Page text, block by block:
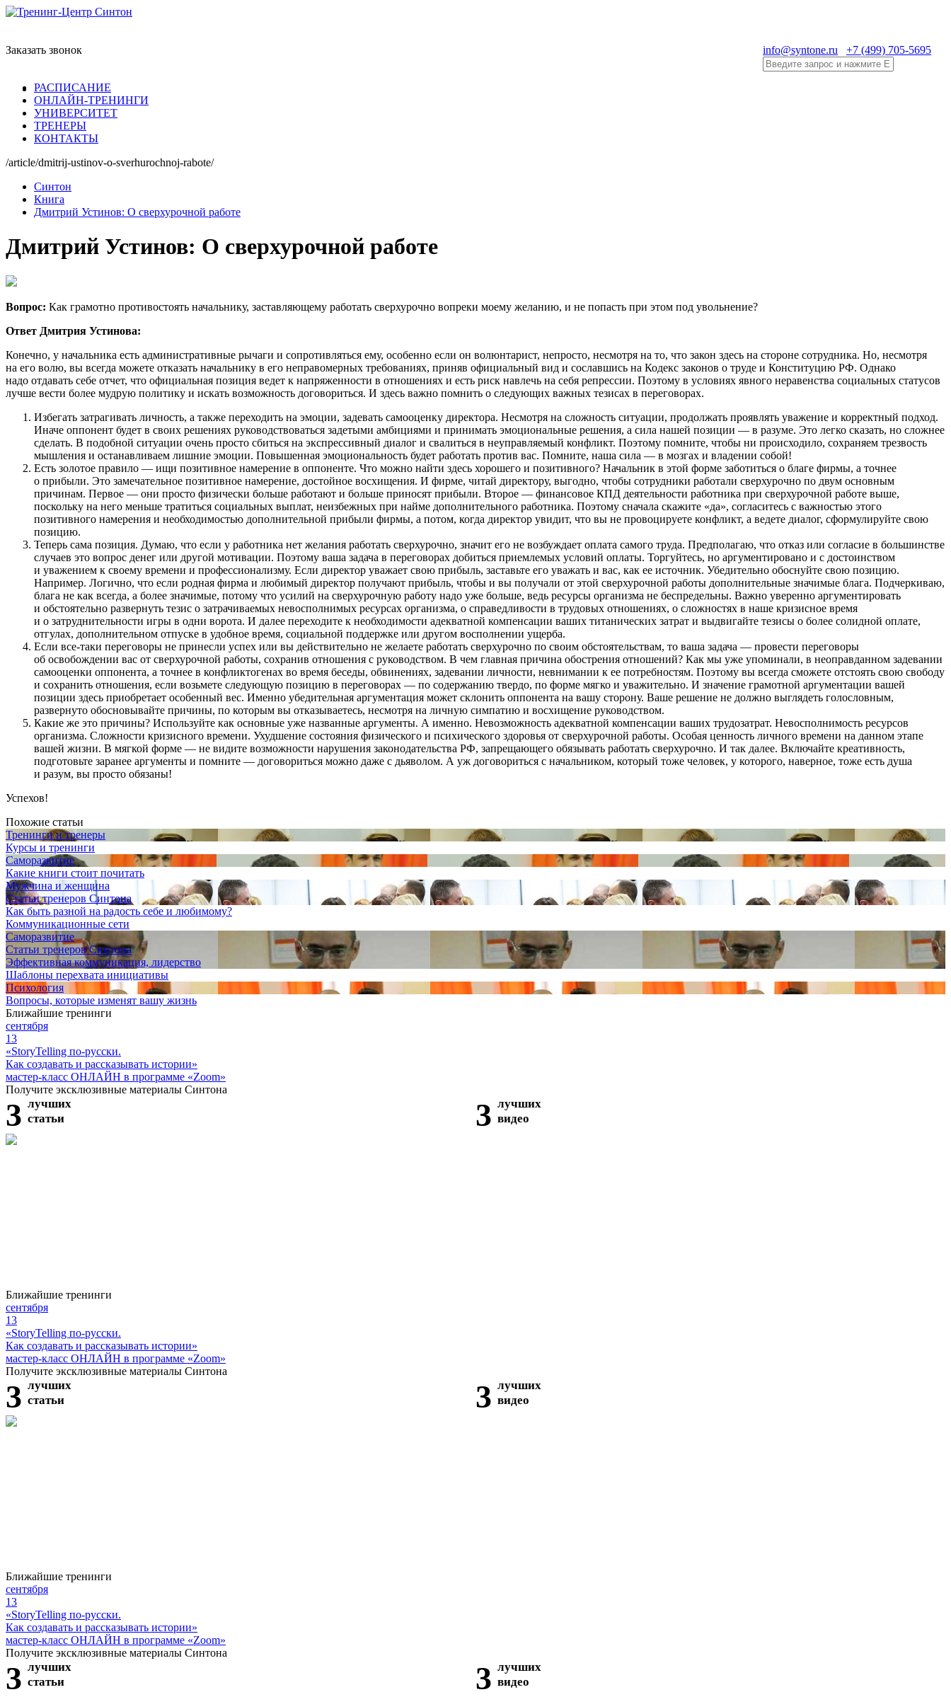
info@syntone.ru +7 (499) 705-5695
Заказать звонок
РАСПИСАНИЕ
ОНЛАЙН-ТРЕНИНГИ
УНИВЕРСИТЕТ
ТРЕНЕРЫ
КОНТАКТЫ
/article/dmitrij-ustinov-o-sverhurochnoj-rabote/
Синтон
Книга
Дмитрий Устинов: О сверхурочной работе
Дмитрий Устинов: О сверхурочной работе
Вопрос: Как грамотно противостоять начальнику, заставляющему работать сверхурочно вопреки моему желанию, и не попасть при этом под увольнение?
Ответ Дмитрия Устинова:
Конечно, у начальника есть административные рычаги и сопротивляться ему, особенно если он волюнтарист, непросто, несмотря на то, что закон здесь на стороне сотрудника. Но, несмотря
на его волю, вы всегда можете отказать начальнику в его неправомерных требованиях, приняв официальный вид и сославшись на Кодекс законов о труде и Конституцию РФ. Однако
надо отдавать себе отчет, что официальная позиция ведет к напряженности в отношениях и есть риск навлечь на себя репрессии. Поэтому в условиях явного неравенства социальных статусов
лучше вести более мудрую политику и искать возможность договориться. И здесь важно помнить о следующих важных тезисах в переговорах.
Избегать затрагивать личность, а также переходить на эмоции, задевать самооценку директора. Несмотря на сложность ситуации, продолжать проявлять уважение и корректный подход.
Иначе оппонент будет в своих решениях руководствоваться задетыми амбициями и принимать эмоциональные решения, а сила нашей позиции — в разуме. Это легко сказать, но сложнее
сделать. В подобной ситуации очень просто сбиться на экспрессивный диалог и свалиться в неуправляемый конфликт. Поэтому помните, чтобы ни происходило, сохраняем трезвость
мышления и останавливаем лишние эмоции. Повышенная эмоциональность будет работать против вас. Помните, наша сила — в мозгах и владении собой!
Есть золотое правило — ищи позитивное намерение в оппоненте. Что можно найти здесь хорошего и позитивного? Начальник в этой форме заботиться о благе фирмы, а точнее
о прибыли. Это замечательное позитивное намерение, достойное восхищения. И фирме, читай директору, выгодно, чтобы сотрудники работали сверхурочно по двум основным
причинам. Первое — они просто физически больше работают и больше приносят прибыли. Второе — финансовое КПД деятельности работника при сверхурочной работе выше,
поскольку на него меньше тратиться социальных выплат, неизбежных при найме дополнительного работника. Поэтому сначала скажите «да», согласитесь с важностью этого
позитивного намерения и необходимостью дополнительной прибыли фирмы, а потом, когда директор увидит, что вы не провоцируете конфликт, а ведете диалог, сформулируйте свою
позицию.
Теперь сама позиция. Думаю, что если у работника нет желания работать сверхурочно, значит его не возбуждает оплата самого труда. Предполагаю, что отказ или согласие в большинстве
случаев это вопрос денег или другой мотивации. Поэтому ваша задача в переговорах добиться приемлемых условий оплаты. Торгуйтесь, но аргументировано и с достоинством
и уважением к своему времени и профессионализму. Если директор уважает свою прибыль, заставьте его уважать и вас, как ее источник. Убедительно обоснуйте свою позицию.
Например. Логично, что если родная фирма и любимый директор получают прибыль, чтобы и вы получали от этой сверхурочной работы дополнительные значимые блага. Подчеркиваю,
блага не как всегда, а более значимые, потому что усилий на сверхурочную работу надо уже больше, ведь ресурсы организма не беспредельны. Важно уверенно аргументировать
и обстоятельно развернуть тезис о затрачиваемых невосполнимых ресурсах организма, о справедливости в трудовых отношениях, о сложностях в наше кризисное время
и о затруднительности игры в одни ворота. И далее переходите к необходимости адекватной компенсации ваших титанических затрат и выдвигайте тезисы о более солидной оплате,
отгулах, дополнительном отпуске в удобное время, социальной поддержке или другом восполнении ущерба.
Если все-таки переговоры не принесли успех или вы действительно не желаете работать сверхурочно по своим обстоятельствам, то ваша задача — провести переговоры
об освобождении вас от сверхурочной работы, сохранив отношения с руководством. В чем главная причина обострения отношений? Как мы уже упоминали, в неоправданном задевании
самооценки оппонента, а точнее в конфликтогенах во время беседы, обвинениях, задевании личности, невнимании к ее потребностям. Поэтому вы всегда сможете отстоять свою свободу
и сохранить отношения, если возьмете следующую позицию в переговорах — по содержанию твердо, по форме мягко и уважительно. И значение грамотной аргументации вашей
позиции здесь приобретает особенный вес. Именно убедительная аргументация может склонить оппонента на вашу сторону. Ваше решение не должно выглядеть голословным,
развернуто обосновывайте причины, по которым вы отказываетесь, несмотря на личную симпатию и восхищение руководством.
Какие же это причины? Используйте как основные уже названные аргументы. А именно. Невозможность адекватной компенсации ваших трудозатрат. Невосполнимость ресурсов
организма. Сложности кризисного времени. Ухудшение состояния физического и психического здоровья от сверхурочной работы. Особая ценность личного времени на данном этапе
вашей жизни. В мягкой форме — не видите возможности нарушения законодательства РФ, запрещающего обязывать работать сверхурочно. И так далее. Включайте креативность,
подготовьте заранее аргументы и помните — договориться можно даже с дьяволом. А уж договориться с начальником, который тоже человек, у которого, наверное, тоже есть душа
и разум, вы просто обязаны!
Успехов!
Похожие статьи
Тренинги и тренеры
Курсы и тренинги
Саморазвитие
Какие книги стоит почитать
Мужчина и женщина
Статьи тренеров Синтона
Как быть разной на радость себе и любимому?
Коммуникационные сети
Саморазвитие
Статьи тренеров Синтона
Эффективная коммуникация, лидерство
Шаблоны перехвата инициативы
Психология
Вопросы, которые изменят вашу жизнь
Ближайшие тренинги
сентября
13
«StoryTelling по-русски.
Как создавать и рассказывать истории»
мастер-класс ОНЛАЙН в программе «Zoom»
Получите эксклюзивные материалы Синтона
3 лучших
статьи
3 лучших
видео
Ближайшие тренинги
сентября
13
«StoryTelling по-русски.
Как создавать и рассказывать истории»
мастер-класс ОНЛАЙН в программе «Zoom»
Получите эксклюзивные материалы Синтона
3 лучших
статьи
3 лучших
видео
Ближайшие тренинги
сентября
13
«StoryTelling по-русски.
Как создавать и рассказывать истории»
мастер-класс ОНЛАЙН в программе «Zoom»
Получите эксклюзивные материалы Синтона
3 лучших
статьи
3 лучших
видео